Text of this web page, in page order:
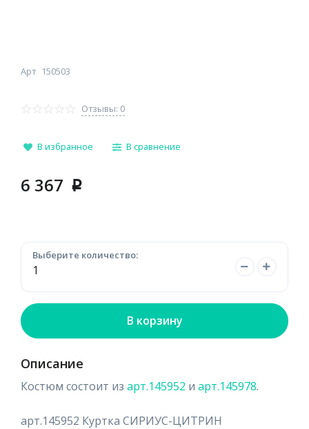
Арт 150503
Отзывы: 0
В избранное В сравнение
6 367 p
Выберите количество:
В корзину
Описание
Костюм состоит из арт.145952 и арт.145978.
арт.145952 Куртка СИРИУС-ЦИТРИН